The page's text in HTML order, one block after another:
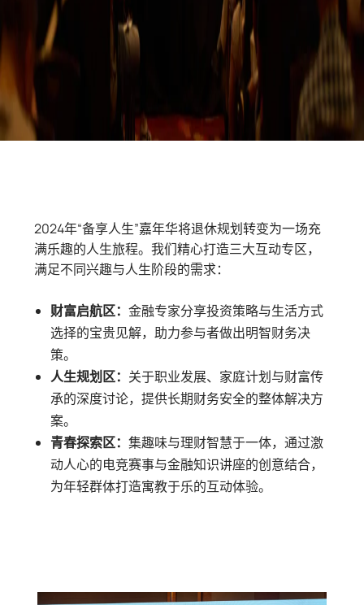
2024年“备享人生”嘉年华将退休规划转变为一场充
满乐趣的人生旅程。我们精心打造三大互动专区，
满足不同兴趣与人生阶段的需求：
财富启航区：金融专家分享投资策略与生活方式
选择的宝贵见解，助力参与者做出明智财务决
策。
人生规划区： 关于职业发展、家庭计划与财富传
承的深度讨论，提供长期财务安全的整体解决方
案。
青春探索区：集趣味与理财智慧于一体，通过激
动人心的电竞赛事与金融知识讲座的创意结合，
为年轻群体打造寓教于乐的互动体验。